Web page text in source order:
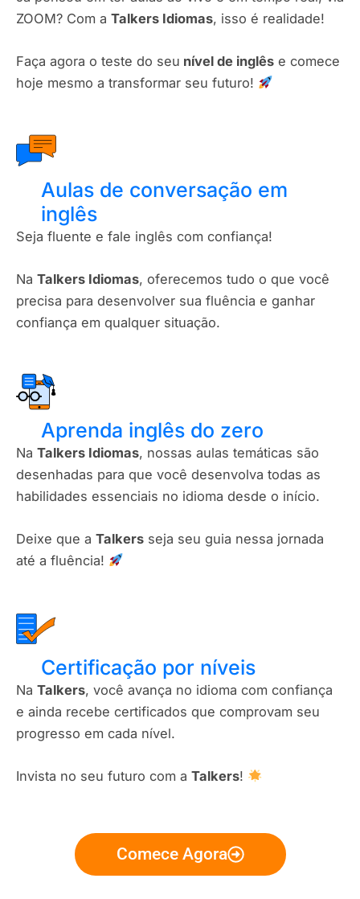
ZOOM? Com a Talkers Idiomas, isso é realidade!
Faça agora o teste do seu nível de inglês e comece
hoje mesmo a transformar seu futuro!
Aulas de conversação em
inglês
Seja fluente e fale inglês com confiança!
Na Talkers Idiomas, oferecemos tudo o que você
precisa para desenvolver sua fluência e ganhar
confiança em qualquer situação.
Aprenda inglês do zero
Na Talkers Idiomas, nossas aulas temáticas são
desenhadas para que você desenvolva todas as
habilidades essenciais no idioma desde o início.
Deixe que a Talkers seja seu guia nessa jornada
até a fluência!
Certificação por níveis​
Na Talkers, você avança no idioma com confiança
e ainda recebe certificados que comprovam seu
progresso em cada nível.
Invista no seu futuro com a Talkers!
Comece Agora